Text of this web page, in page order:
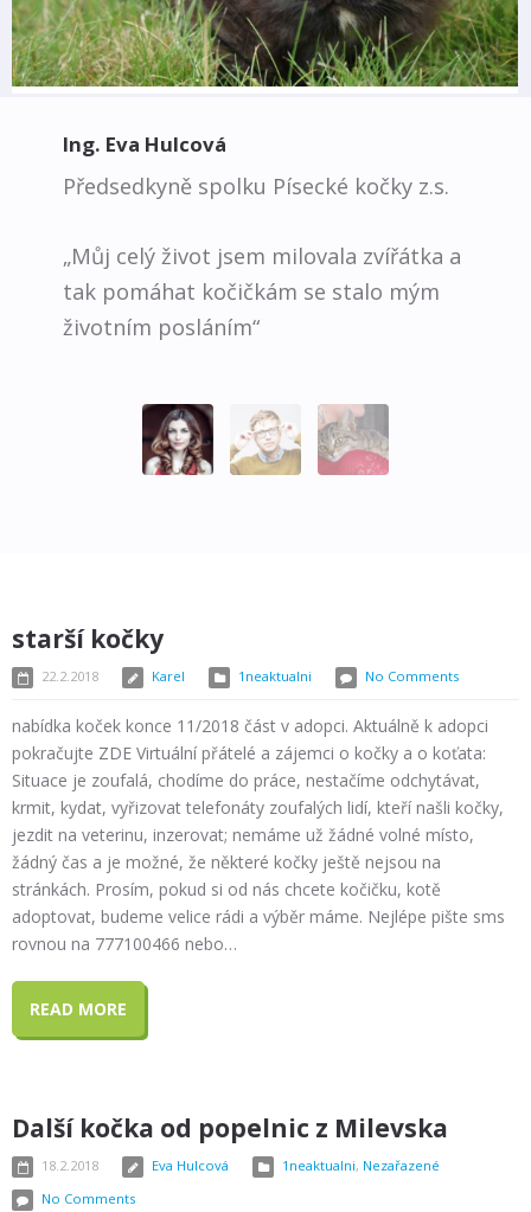
Ing. Eva Hulcová
Předsedkyně spolku Písecké kočky z.s.
„Můj celý život jsem milovala zvířátka a
tak pomáhat kočičkám se stalo mým
životním posláním“
starší kočky
22.2.2018 Karel 1neaktualni No Comments
nabídka koček konce 11/2018 část v adopci. Aktuálně k adopci
pokračujte ZDE Virtuální přátelé a zájemci o kočky a o koťata:
Situace je zoufalá, chodíme do práce, nestačíme odchytávat,
krmit, kydat, vyřizovat telefonáty zoufalých lidí, kteří našli kočky,
jezdit na veterinu, inzerovat; nemáme už žádné volné místo,
žádný čas a je možné, že některé kočky ještě nejsou na
stránkách. Prosím, pokud si od nás chcete kočičku, kotě
adoptovat, budeme velice rádi a výběr máme. Nejlépe pište sms
rovnou na 777100466 nebo…
READ MORE
Další kočka od popelnic z Milevska
18.2.2018 Eva Hulcová 1neaktualni, Nezařazené
No Comments